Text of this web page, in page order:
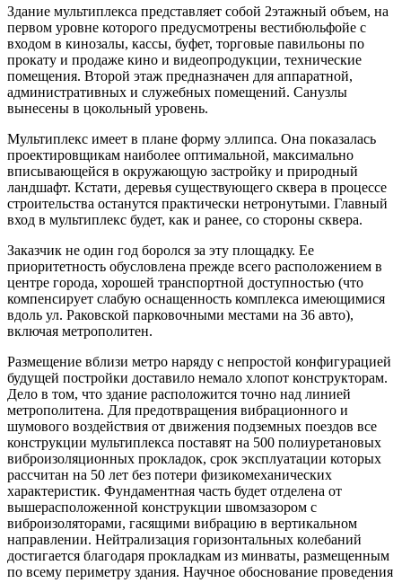
Здание мультиплекса представляет собой 2­этажный объем, на
первом уровне которого предусмотрены вестибюль­фойе с
входом в кинозалы, кассы, буфет, торговые павильоны по
прокату и продаже кино­ и видеопродукции, технические
помещения. Второй этаж предназначен для аппаратной,
административных и служебных помещений. Санузлы
вынесены в цокольный уровень.
Мультиплекс имеет в плане форму эллипса. Она показалась
проектировщикам наиболее оптимальной, максимально
вписывающейся в окружающую застройку и природный
ландшафт. Кстати, деревья существующего сквера в процессе
строительства останутся практически нетронутыми. Главный
вход в мультиплекс будет, как и ранее, со стороны сквера.
Заказчик не один год боролся за эту площадку. Ее
приоритетность обусловлена прежде всего расположением в
центре города, хорошей транспортной доступностью (что
компенсирует слабую оснащенность комплекса имеющимися
вдоль ул. Раковской парковочными местами на 36 авто),
включая метрополитен.
Размещение вблизи метро наряду с непростой конфигурацией
будущей постройки доставило немало хлопот конструкторам.
Дело в том, что здание расположится точно над линией
метрополитена. Для предотвращения вибрационного и
шумового воздействия от движения подземных поездов все
конструкции мультиплекса поставят на 500 полиуретановых
вибро­изоляционных прокладок, срок эксплуатации которых
рассчитан на 50 лет без потери физико­механических
характеристик. Фундаментная часть будет отделена от
вышерасположенной конструкции швом­зазором с
виброизоляторами, гасящими вибрацию в вертикальном
направлении. Нейтрализация горизонтальных колебаний
достигается благодаря прокладкам из минваты, размещенным
по всему периметру здания. Научное обоснование проведения